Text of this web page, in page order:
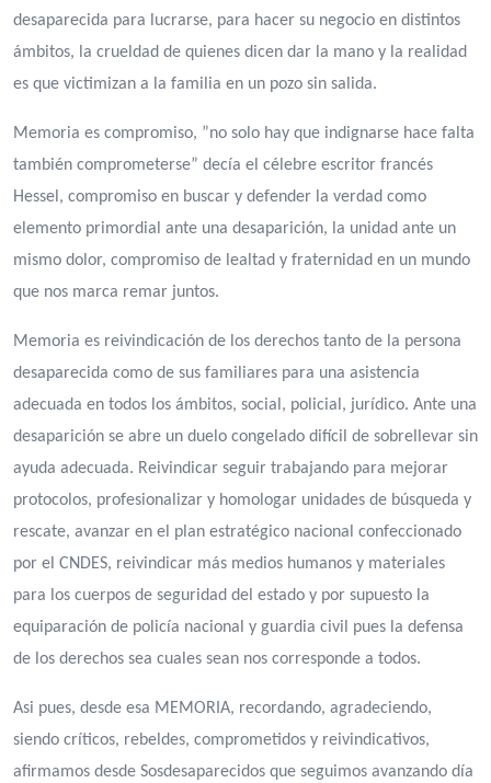
desaparecida para lucrarse, para hacer su negocio en distintos
ámbitos, la crueldad de quienes dicen dar la mano y la realidad
es que victimizan a la familia en un pozo sin salida.
Memoria es compromiso, ”no solo hay que indignarse hace falta
también comprometerse” decía el célebre escritor francés
Hessel, compromiso en buscar y defender la verdad como
elemento primordial ante una desaparición, la unidad ante un
mismo dolor, compromiso de lealtad y fraternidad en un mundo
que nos marca remar juntos.
Memoria es reivindicación de los derechos tanto de la persona
desaparecida como de sus familiares para una asistencia
adecuada en todos los ámbitos, social, policial, jurídico. Ante una
desaparición se abre un duelo congelado difícil de sobrellevar sin
ayuda adecuada. Reivindicar seguir trabajando para mejorar
protocolos, profesionalizar y homologar unidades de búsqueda y
rescate, avanzar en el plan estratégico nacional confeccionado
por el CNDES, reivindicar más medios humanos y materiales
para los cuerpos de seguridad del estado y por supuesto la
equiparación de policía nacional y guardia civil pues la defensa
de los derechos sea cuales sean nos corresponde a todos.
Asi pues, desde esa MEMORIA, recordando, agradeciendo,
siendo críticos, rebeldes, comprometidos y reivindicativos,
afirmamos desde Sosdesaparecidos que seguimos avanzando día